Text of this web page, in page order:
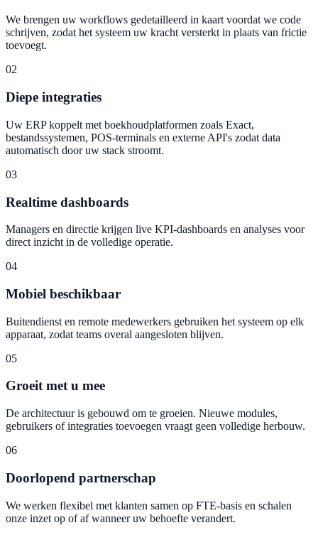
We brengen uw workflows gedetailleerd in kaart voordat we code
schrijven, zodat het systeem uw kracht versterkt in plaats van frictie
toevoegt.
02
Diepe integraties
Uw ERP koppelt met boekhoudplatformen zoals Exact,
bestandssystemen, POS-terminals en externe API's zodat data
automatisch door uw stack stroomt.
03
Realtime dashboards
Managers en directie krijgen live KPI-dashboards en analyses voor
direct inzicht in de volledige operatie.
04
Mobiel beschikbaar
Buitendienst en remote medewerkers gebruiken het systeem op elk
apparaat, zodat teams overal aangesloten blijven.
05
Groeit met u mee
De architectuur is gebouwd om te groeien. Nieuwe modules,
gebruikers of integraties toevoegen vraagt geen volledige herbouw.
06
Doorlopend partnerschap
We werken flexibel met klanten samen op FTE-basis en schalen
onze inzet op of af wanneer uw behoefte verandert.